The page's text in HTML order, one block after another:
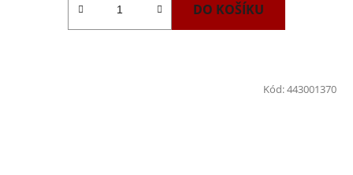
DO KOŠÍKU
Kód:443001370